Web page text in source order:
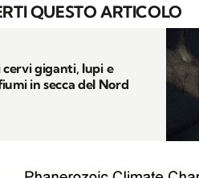
QUESTO ARTICOLO
giganti, lupi e
in secca del Nord